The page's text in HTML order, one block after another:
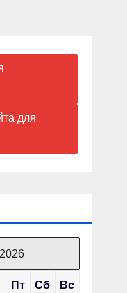
для
Пт Сб Вс